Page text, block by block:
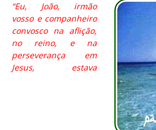
“Eu, João, irmão
vosso e companheiro
convosco na aflição,
no reino, e na
perseverança em
Jesus, estava